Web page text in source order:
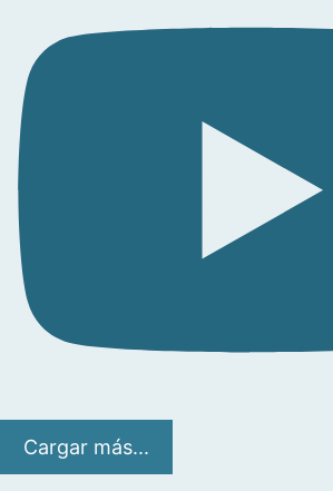
Cargar más...